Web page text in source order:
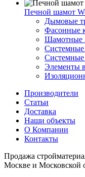
Печной шамот
Дымовые
Фасонные
Шамотные
Системные
Системные
Элементы
Производители
Статьи
Доставка
Наши объекты
О Компании
Контакты
Продажа
Москве и Московской